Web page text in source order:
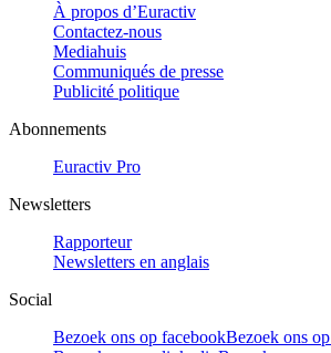
À propos d’Euractiv
Contactez-nous
Mediahuis
Communiqués de presse
Publicité politique
Abonnements
Euractiv Pro
Newsletters
Rapporteur
Newsletters en anglais
Social
Bezoek ons op facebookBezoek ons